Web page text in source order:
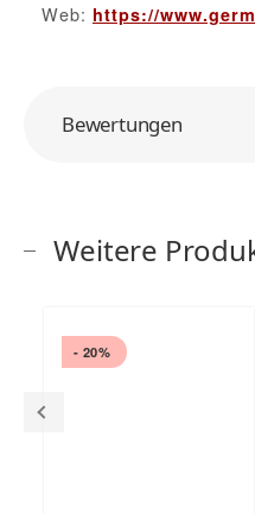
Web: https://
Bewertungen
Weitere
- 20%